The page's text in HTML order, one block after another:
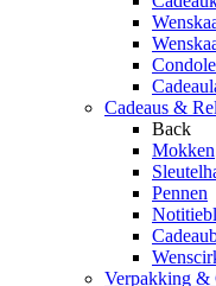
Cadeaus &
Back
Mokken
Pennen
Verpakking &